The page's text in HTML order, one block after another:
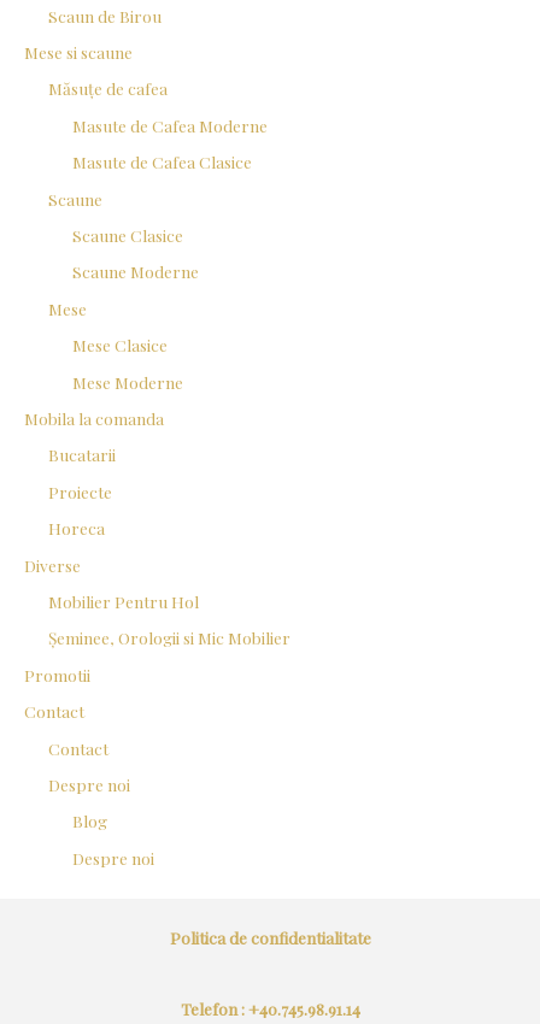
Scaun de Birou
Mese si scaune
Măsuțe de cafea
Masute de Cafea Moderne
Masute de Cafea Clasice
Scaune
Scaune Clasice
Scaune Moderne
Mese
Mese Clasice
Mese Moderne
Mobila la comanda
Bucatarii
Proiecte
Horeca
Diverse
Mobilier Pentru Hol
Șeminee, Orologii si Mic Mobilier
Promotii
Contact
Contact
Despre noi
Blog
Despre noi
Politica de confidentialitate
Telefon : +40.745.98.91.14